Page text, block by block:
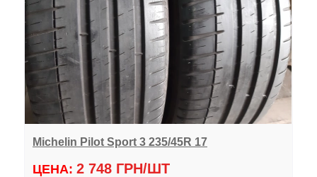
Michelin Pilot Sport 3 235/45R 17
ЦЕНА: 2 748 ГРН/ШТ